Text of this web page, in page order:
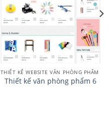
THIẾT KẾ WEBSITE VĂN PHÒNG PHẨM
Thiết kế văn phòng phẩm 6